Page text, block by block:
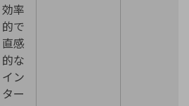
効率
的で
直感
的な
イン
ター